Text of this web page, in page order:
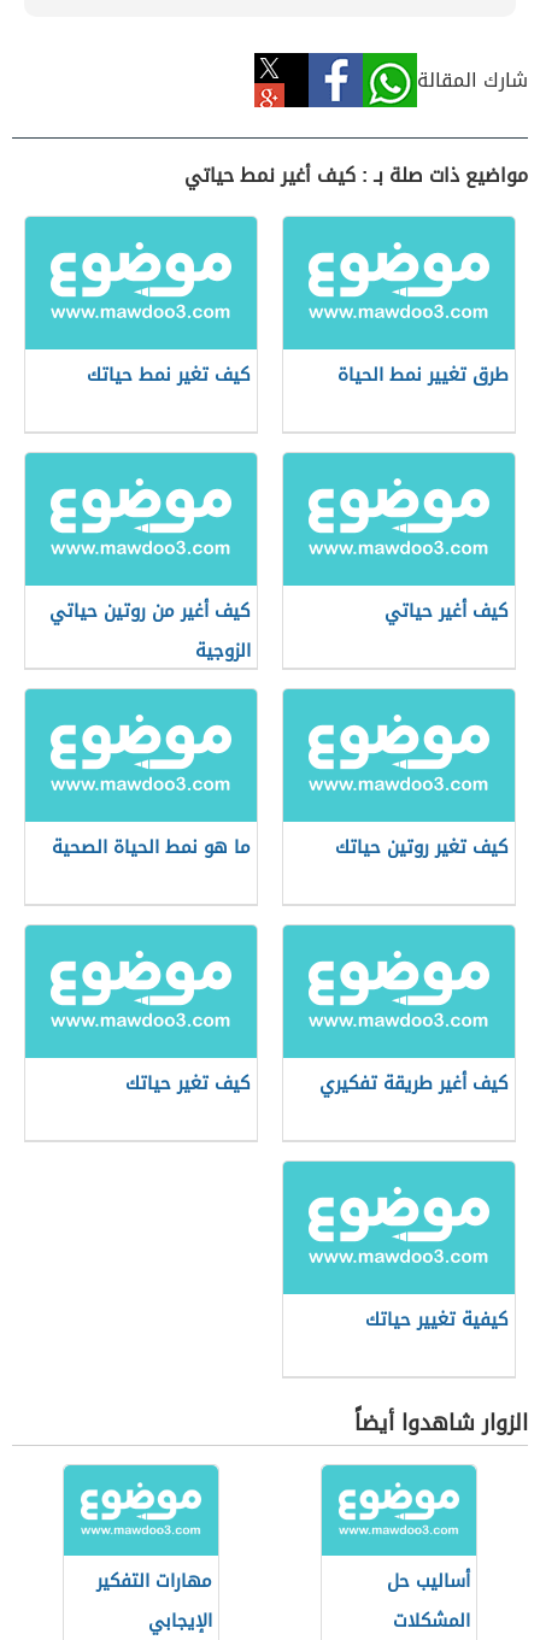
شارك المقالة
مواضيع ذات صلة بـ : كيف أغير نمط حياتي
طرق تغيير نمط الحياة كيف تغير نمط حياتك
كيف أغير حياتي
كيف أغير من روتين حياتي
الزوجية
كيف تغير روتين حياتك ما هو نمط الحياة الصحية
كيف أغير طريقة تفكيري كيف تغير حياتك
كيفية تغيير حياتك
الزوار شاهدوا أيضاً
أساليب حل
المشكلات
مهارات التفكير
الإيجابي